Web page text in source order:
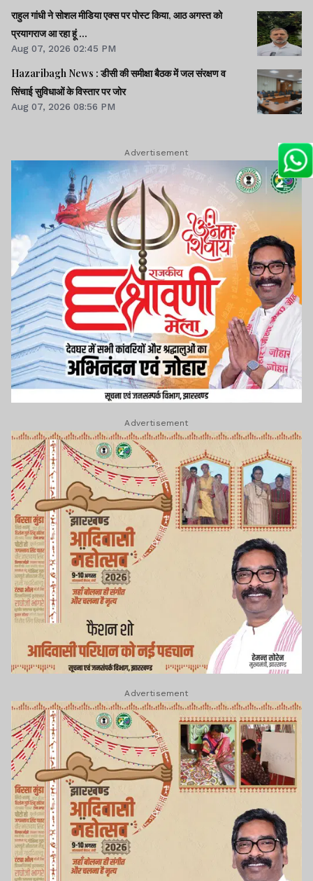
राहुल गांधी ने सोशल मीडिया एक्स पर पोस्ट किया, आठ अगस्त को
प्रयागराज आ रहा हूं ...
Aug 07, 2026 02:45 PM
Hazaribagh News : डीसी की समीक्षा बैठक में जल संरक्षण व
सिंचाई सुविधाओं के विस्तार पर जोर
Aug 07, 2026 08:56 PM
Advertisement
Advertisement
Advertisement